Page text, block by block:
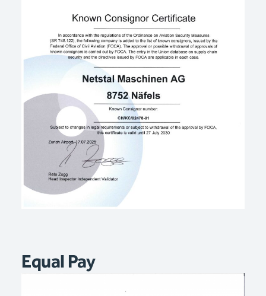
Equal Pay